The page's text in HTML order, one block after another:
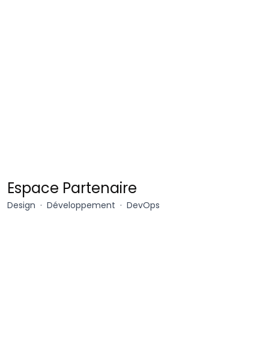
Foxie
CMS
Espace Partenaire
Design Développement DevOps